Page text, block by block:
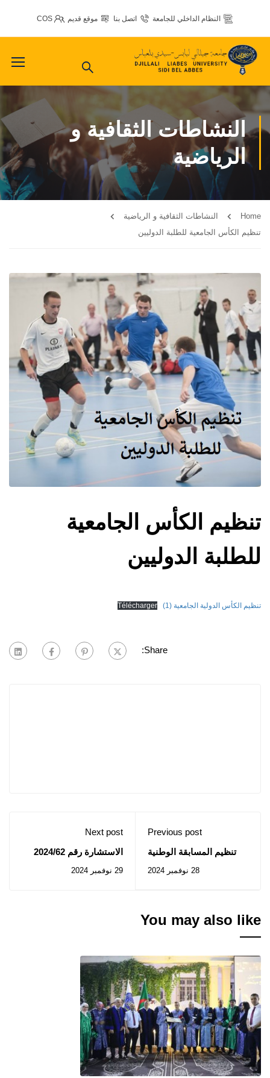
النظام الداخلي للجامعة اتصل بنا موقع قديم COS
النشاطات الثقافية و
الرياضية
Home
النشاطات الثقافية و الرياضية
تنظيم الكأس الجامعية للطلبة الدوليين
تنظيم الكأس الجامعية
للطلبة الدوليين
تنظيم الكأس الدولية الجامعية (1) Télécharger
Share:
Previous post
تنظيم المسابقة الوطنية
Challenge 2025
28 نوفمبر 2024
Next post
الاستشارة رقم 2024/62
29 نوفمبر 2024
You may also like